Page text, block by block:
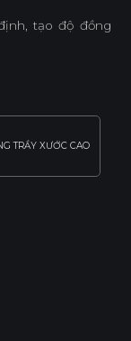
tạo độ đồng
TRẦY XƯỚC CAO